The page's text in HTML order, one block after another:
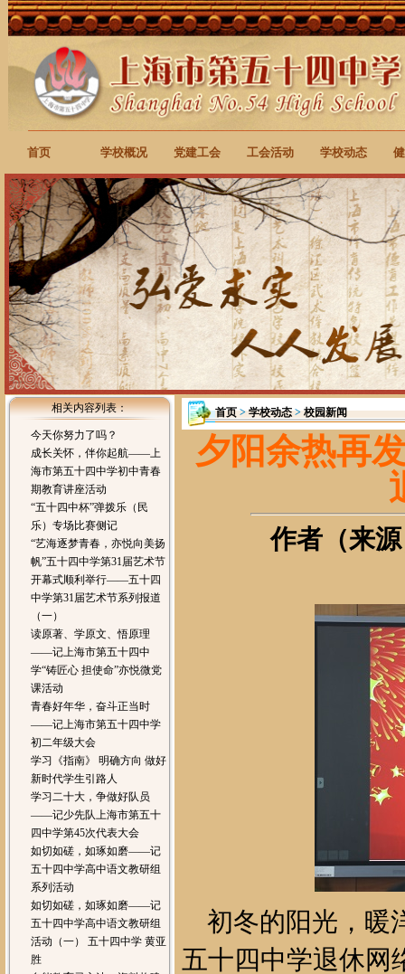
首页 学校概况 党建工会 工会活动 学校动态
相关内容列表：
今天你努力了吗？
成长关怀，伴你起航——上
海市第五十四中学初中青春
期教育讲座活动
“五十四中杯”弹拨乐（民
乐）专场比赛侧记
“艺海逐梦青春，亦悦向美扬
帆”五十四中学第31届艺术节
开幕式顺利举行——五十四
中学第31届艺术节系列报道
（一）
读原著、学原文、悟原理
——记上海市第五十四中
学“铸匠心 担使命”亦悦微党
课活动
青春好年华，奋斗正当时
——记上海市第五十四中学
初二年级大会
学习《指南》 明确方向 做好
新时代学生引路人
学习二十大，争做好队员
——记少先队上海市第五十
四中学第45次代表大会
如切如磋，如琢如磨——记
五十四中学高中语文教研组
系列活动
如切如磋，如琢如磨——记
五十四中学高中语文教研组
活动（一） 五十四中学 黄亚
胜
首页>学校动态>校园新闻
夕阳余热再
作者（来
初冬的阳光，暖
五十四中学退休网